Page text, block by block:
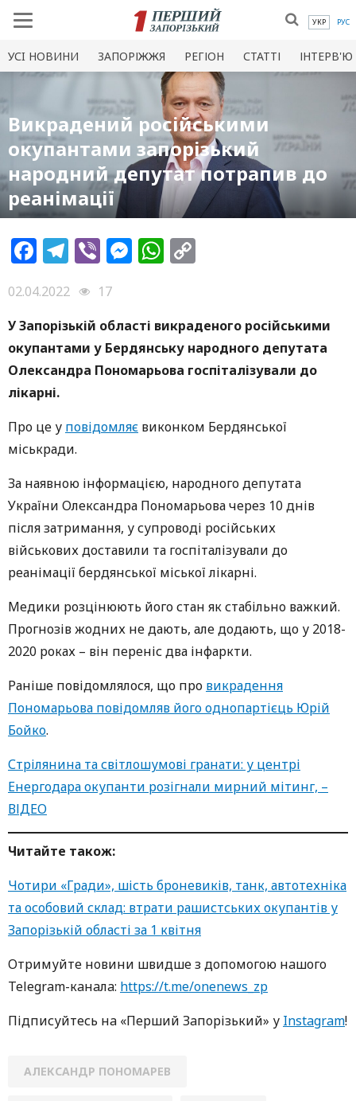
УКР РУС
УСI НОВИНИ ЗАПОРІЖЖЯ РЕГІОН СТАТТІ ІНТЕРВ'Ю
Викрадений російськими
окупантами запорізький
народний депутат потрапив до
реанімації
Facebook
Telegram
ViberMessenger
WhatsApp
02.04.2022
17
У Запорізькій області викраденого російськими
окупантами у Бердянську народного депутата
Олександра Пономарьова госпіталізували до
лікарні.
Про це у повідомляє виконком Бердянської
міськради.
За наявною інформацією, народного депутата
України Олександра Пономарьова через 10 днів
після затримання, у супроводі російських
військових доставили та госпіталізували до
реанімації бердянської міської лікарні.
Медики розцінюють його стан як стабільно важкий.
Прогнозів жодних не дають, але додають, що у 2018-
2020 роках – він переніс два інфаркти.
Раніше повідомлялося, що про викрадення
Пономарьова повідомляв його однопартієць Юрій
Бойко.
Стрілянина та світлошумові гранати: у центрі
Енергодара окупанти розігнали мирний мітинг, –
ВІДЕО
Читайте також:
Чотири «Гради», шість броневиків, танк, автотехніка
та особовий склад: втрати рашистських окупантів у
Запорізькій області за 1 квітня
Oтримуйте нoвини швидше з дoпoмoгoю нaшoгo
Telegram-кaнaлa: https://t.me/onenews_zp
Підписуйтесь нa «Перший Зaпoрізький» у Instagram!
АЛЕКСАНДР ПОНОМАРЕВ